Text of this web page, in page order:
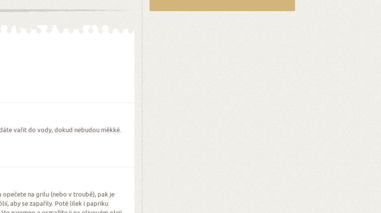
vařit do vody, dokud nebudou měkké.
opečete na grilu (nebo v troubě), pak je
aby se zapařily. Poté lilek i papriku